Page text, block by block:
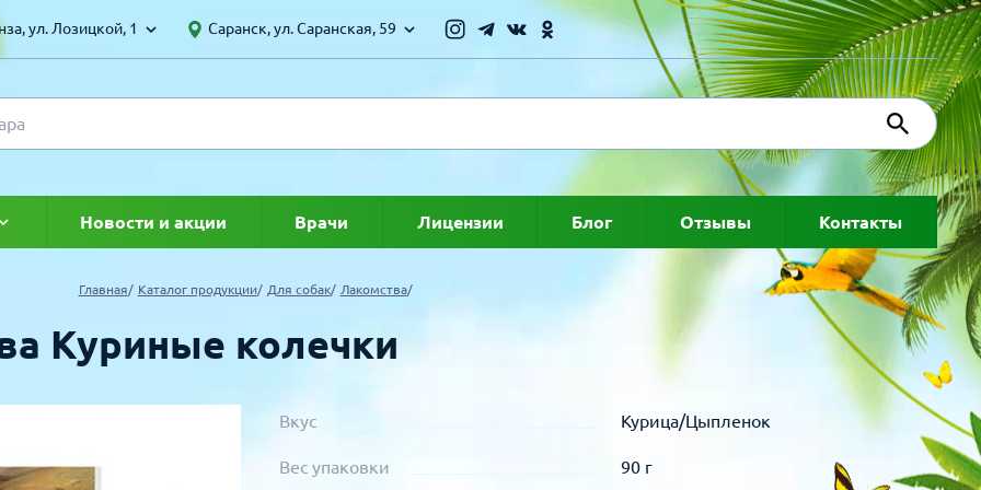
ул. Лозицкой, 1 Саранск, ул. Саранская, 59
Новости и акции Врачи Лицензии Блог Отзывы Контакты
Главная Каталог продукции Для собак Лакомства
Куриные колечки
Вкус Курица/Цыпленок
Вес упаковки 90 г